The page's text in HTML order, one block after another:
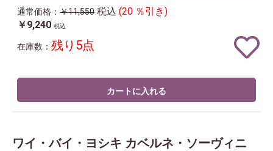
通常価格： ￥11,550 税込 (20 ％引き)
￥9,240 税込
在庫数： 残り5点
カートに入れる
ワイ・バイ・ヨシキ カベルネ・ソーヴィニ